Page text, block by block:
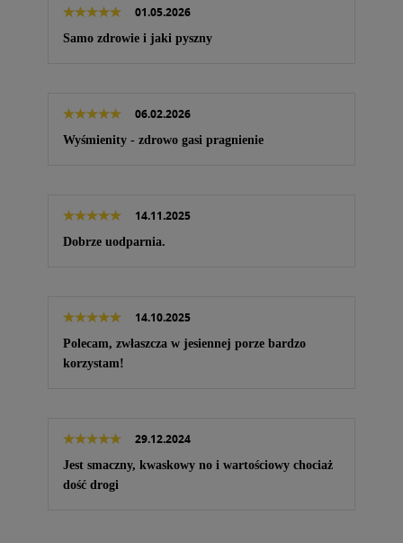
01.05.2026
Samo zdrowie i jaki pyszny
06.02.2026
Wyśmienity - zdrowo gasi pragnienie
14.11.2025
Dobrze uodparnia.
14.10.2025
Polecam, zwłaszcza w jesiennej porze bardzo
korzystam!
29.12.2024
Jest smaczny, kwaskowy no i wartościowy chociaż
dość drogi